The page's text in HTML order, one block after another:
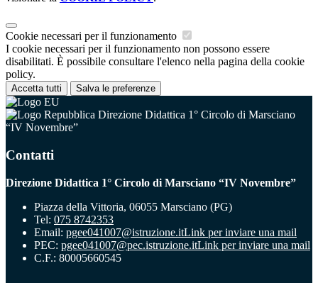
Cookie necessari per il funzionamento
I cookie necessari per il funzionamento non possono essere
disabilitati. È possibile consultare l'elenco nella pagina della cookie
policy.
Accetta tutti Salva le preferenze
Direzione Didattica 1° Circolo di Marsciano
“IV Novembre”
Contatti
Direzione Didattica 1° Circolo di Marsciano “IV Novembre”
Piazza della Vittoria, 06055 Marsciano (PG)
Tel: 075 8742353
Email: pgee041007@istruzione.itLink per inviare una mail
PEC: pgee041007@pec.istruzione.itLink per inviare una mail
C.F.: 80005660545